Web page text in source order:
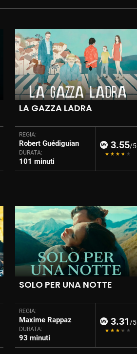
LA GAZZA LADRA
REGIA:
Robert Guédiguian
DURATA:
101 minuti
3.55/5
SOLO PER UNA NOTTE
REGIA:
Maxime Rappaz
DURATA:
93 minuti
3.31 /5